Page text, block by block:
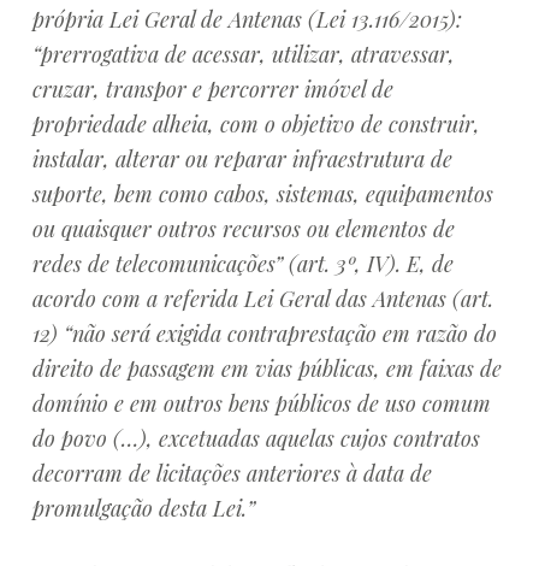
própria Lei Geral de Antenas (Lei 13.116/2015):
“prerrogativa de acessar, utilizar, atravessar,
cruzar, transpor e percorrer imóvel de
propriedade alheia, com o objetivo de construir,
instalar, alterar ou reparar infraestrutura de
suporte, bem como cabos, sistemas, equipamentos
ou quaisquer outros recursos ou elementos de
redes de telecomunicações” (art. 3º, IV). E, de
acordo com a referida Lei Geral das Antenas (art.
12) “não será exigida contraprestação em razão do
direito de passagem em vias públicas, em faixas de
domínio e em outros bens públicos de uso comum
do povo (…), excetuadas aquelas cujos contratos
decorram de licitações anteriores à data de
promulgação desta Lei.”